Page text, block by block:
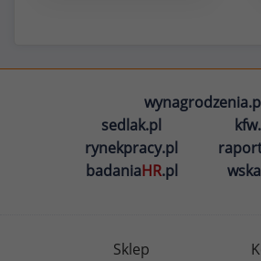
sedlak.pl
rynekpracy.pl
badaniaHR.pl
Sklep